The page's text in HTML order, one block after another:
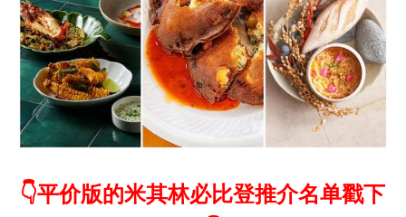
👇平价版的米其林必比登推介名单戳下